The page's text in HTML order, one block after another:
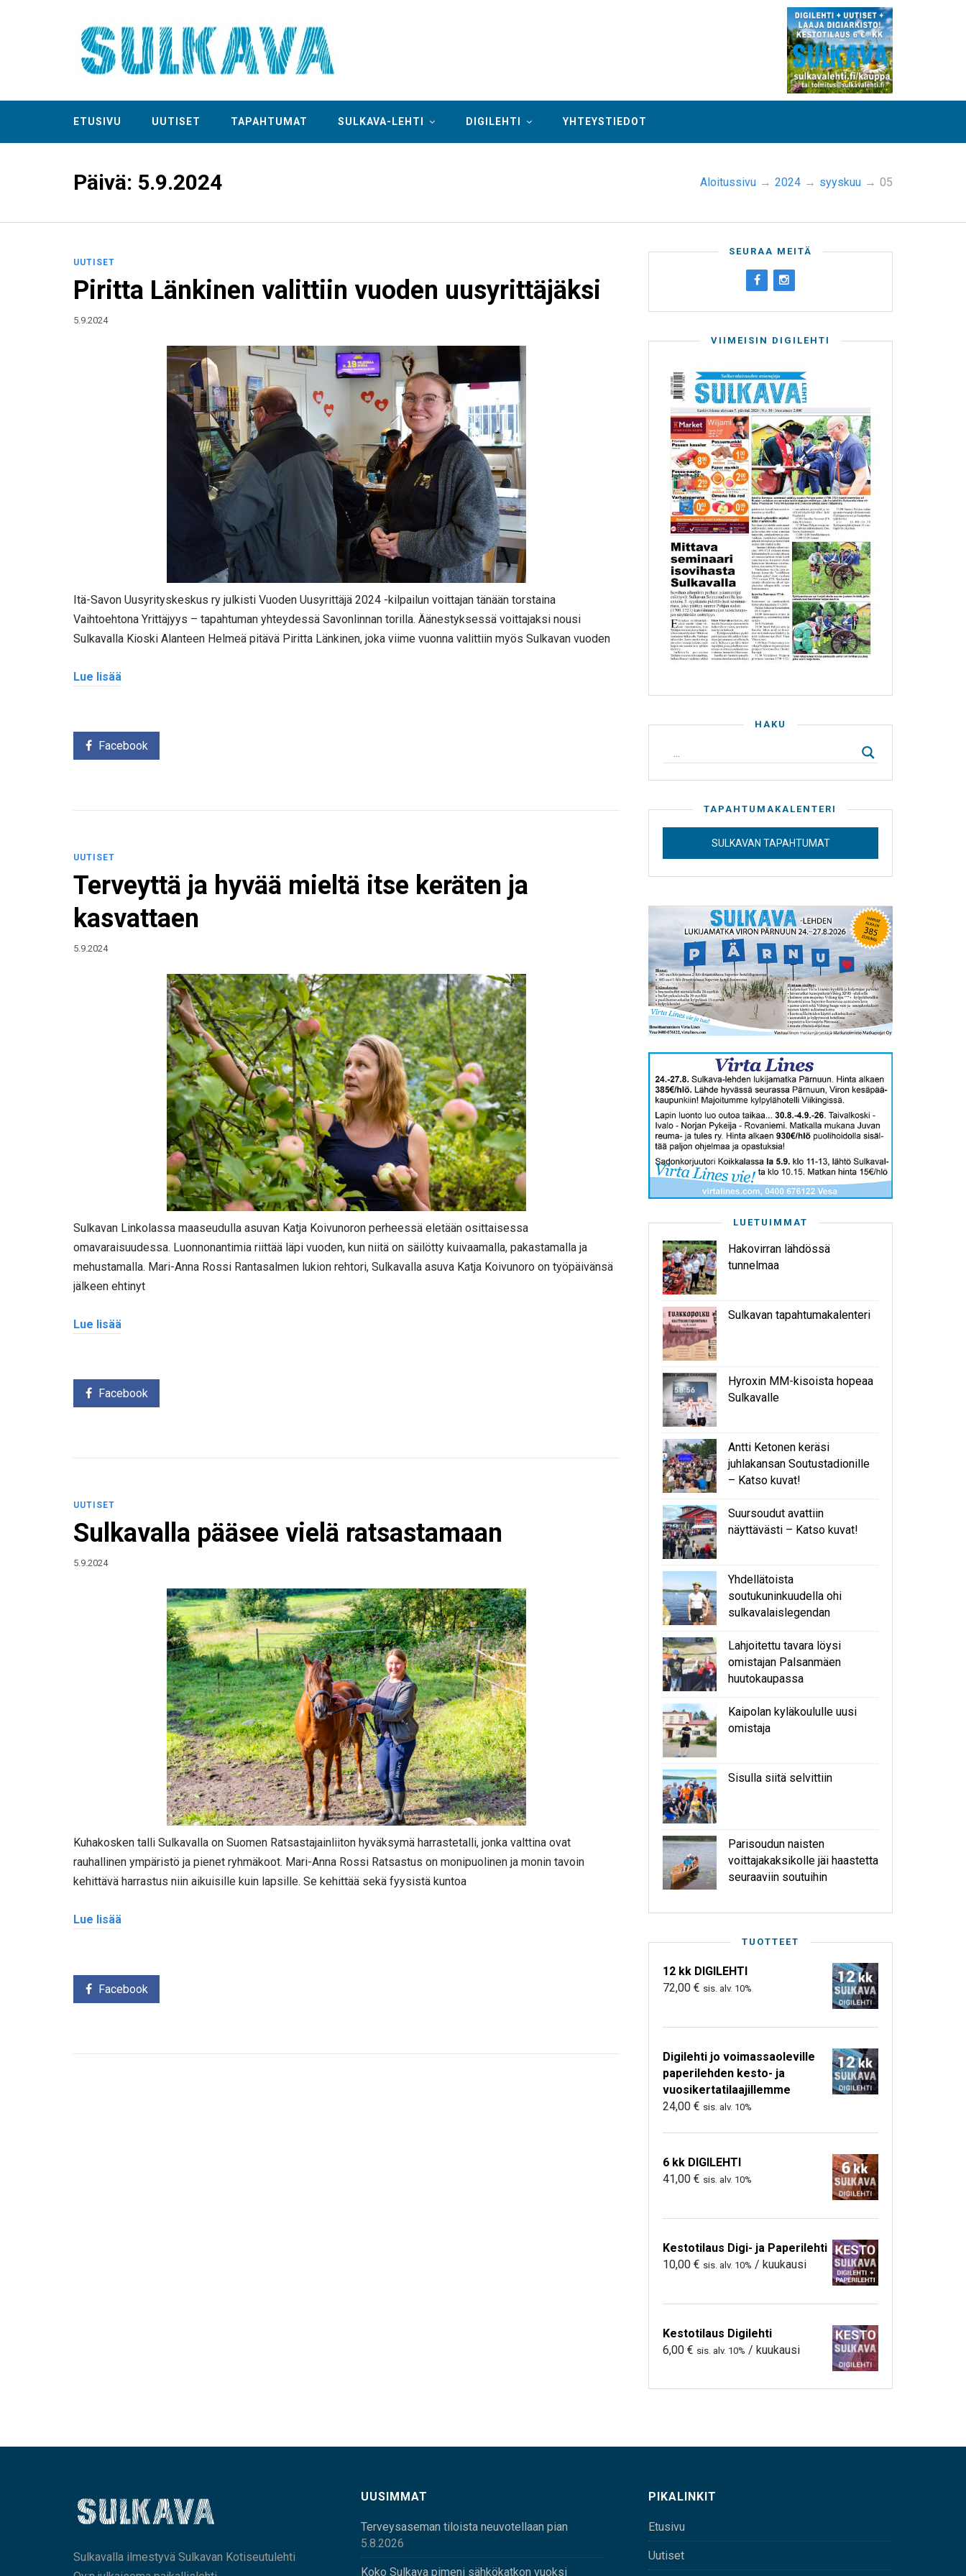
ETUSIVU UUTISET TAPAHTUMAT SULKAVA-LEHTI DIGILEHTI YHTEYSTIEDOT
Päivä: 5.9.2024 Aloitussivu → 2024 → syyskuu → 05
UUTISET
Piritta Länkinen valittiin vuoden uusyrittäjäksi
5.9.2024
Itä-Savon Uusyrityskeskus ry julkisti Vuoden Uusyrittäjä 2024 -kilpailun voittajan tänään torstaina
Vaihtoehtona Yrittäjyys – tapahtuman yhteydessä Savonlinnan torilla. Äänestyksessä voittajaksi nousi
Sulkavalla Kioski Alanteen Helmeä pitävä Piritta Länkinen, joka viime vuonna valittiin myös Sulkavan vuoden
Lue lisää
Facebook
UUTISET
Terveyttä ja hyvää mieltä itse keräten ja
kasvattaen
5.9.2024
Sulkavan Linkolassa maaseudulla asuvan Katja Koivunoron perheessä eletään osittaisessa
omavaraisuudessa. Luonnonantimia riittää läpi vuoden, kun niitä on säilötty kuivaamalla, pakastamalla ja
mehustamalla. Mari-Anna Rossi Rantasalmen lukion rehtori, Sulkavalla asuva Katja Koivunoro on työpäivänsä
jälkeen ehtinyt
Lue lisää
Facebook
UUTISET
Sulkavalla pääsee vielä ratsastamaan
5.9.2024
Kuhakosken talli Sulkavalla on Suomen Ratsastajainliiton hyväksymä harrastetalli, jonka valttina ovat
rauhallinen ympäristö ja pienet ryhmäkoot. Mari-Anna Rossi Ratsastus on monipuolinen ja monin tavoin
kehittävä harrastus niin aikuisille kuin lapsille. Se kehittää sekä fyysistä kuntoa
Lue lisää
Facebook
SEURAA MEITÄ
VIIMEISIN DIGILEHTI
HAKU
TAPAHTUMAKALENTERI
SULKAVAN TAPAHTUMAT
LUETUIMMAT
Hakovirran lähdössä
tunnelmaa
Sulkavan tapahtumakalenteri
Hyroxin MM-kisoista hopeaa
Sulkavalle
Antti Ketonen keräsi
juhlakansan Soutustadionille
– Katso kuvat!
Suursoudut avattiin
näyttävästi – Katso kuvat!
Yhdellätoista
soutukuninkuudella ohi
sulkavalaislegendan
Lahjoitettu tavara löysi
omistajan Palsanmäen
huutokaupassa
Kaipolan kyläkoululle uusi
omistaja
Sisulla siitä selvittiin
Parisoudun naisten
voittajakaksikolle jäi haastetta
seuraaviin soutuihin
TUOTTEET
12 kk DIGILEHTI
72,00 € sis. alv. 10%
Digilehti jo voimassaoleville
paperilehden kesto- ja
vuosikertatilaajillemme
24,00 € sis. alv. 10%
6 kk DIGILEHTI
41,00 € sis. alv. 10%
Kestotilaus Digi- ja Paperilehti
10,00 € sis. alv. 10% / kuukausi
Kestotilaus Digilehti
6,00 € sis. alv. 10% / kuukausi
Sulkavalla ilmestyvä Sulkavan Kotiseutulehti
UUSIMMAT
Terveysaseman tiloista neuvotellaan pian
5.8.2026
Koko Sulkava pimeni sähkökatkon vuoksi
PIKALINKIT
Etusivu
Uutiset